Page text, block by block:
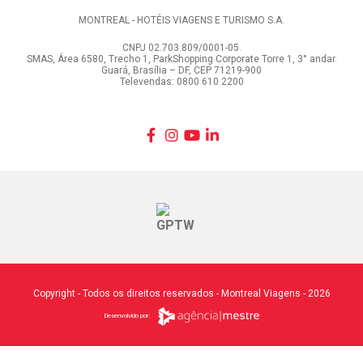
MONTREAL - HOTÉIS VIAGENS E TURISMO S.A.
CNPJ 02.703.809/0001-05.
SMAS, Área 6580, Trecho 1, ParkShopping Corporate Torre 1, 3° andar.
Guará, Brasília – DF, CEP 71219-900
Televendas: 0800 610 2200
Copyright - Todos os direitos reservados - Montreal Viagens - 2026
Desenvolvido por: